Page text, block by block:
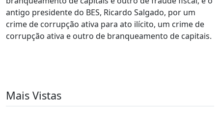
antigo presidente do BES, Ricardo Salgado, por um
crime de corrupção ativa para ato ilícito, um crime de
corrupção ativa e outro de branqueamento de capitais.
Mais Vistas